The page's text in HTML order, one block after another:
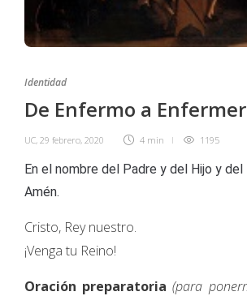
Identidad
De Enfermo a
UC, 29 febrero, 2020 4 min 1195
En el nombre del Padre y del Hijo y
Amén.
Cristo, Rey nuestro.
¡Venga tu Reino!
Oración preparatoria (para